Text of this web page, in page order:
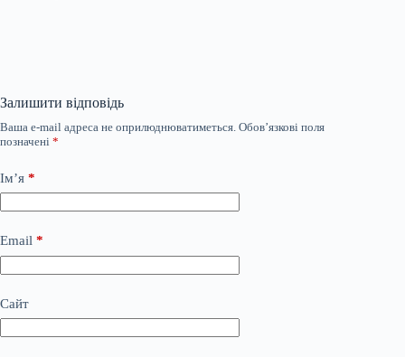
Залишити відповідь
Ваша e-mail адреса не оприлюднюватиметься. Обов’язкові поля
позначені *
Ім’я *
Email *
Сайт